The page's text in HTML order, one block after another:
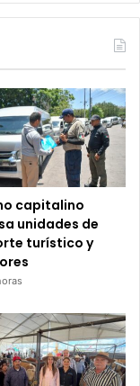
capitalino
unidades de
turístico y